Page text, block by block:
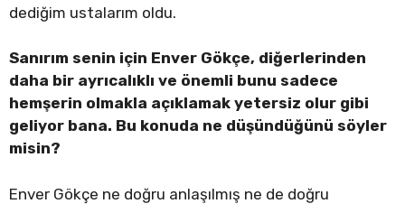
dediğim ustalarım oldu.
Sanırım senin için Enver Gökçe, diğerlerinden
daha bir ayrıcalıklı ve önemli bunu sadece
hemşerin olmakla açıklamak yetersiz olur gibi
geliyor bana. Bu konuda ne düşündüğünü söyler
misin?
Enver Gökçe ne doğru anlaşılmış ne de doğru